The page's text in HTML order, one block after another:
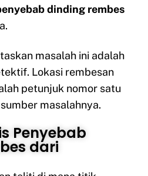
dinding rembes
masalah ini adalah
Lokasi rembesan
petunjuk nomor satu
masalahnya.
Penyebab
dari